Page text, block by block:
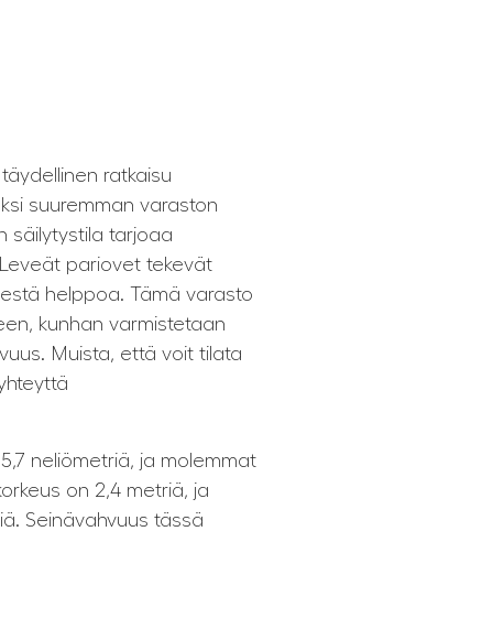
ratkaisu
suuremman varaston
säilytystila tarjoaa
pariovet tekevät
helppoa. Tämä varasto
kunhan varmistetaan
Muista, että voit tilata
neliömetriä, ja molemmat
on 2,4 metriä, ja
Seinävahvuus tässä